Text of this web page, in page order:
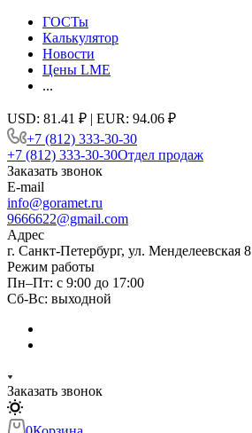
ГОСТы
Калькулятор
Новости
Цены LME
...
USD: 81.41 ₽ | EUR: 94.06 ₽
+7 (812) 333-30-30
+7 (812) 333-30-30Отдел продаж
Заказать звонок
E-mail
info@goramet.ru
9666622@gmail.com
Адрес
г. Санкт-Петербург, ул. Менделеевская 8
Режим работы
Пн–Пт: с 9:00 до 17:00
Сб-Вс: выходной
Заказать звонок